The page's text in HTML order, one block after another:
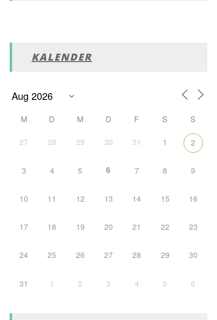
KALENDER
M D M D F S S
27 28 29 30 31 1 2
3 4 5 6 7 8 9
10 11 12 13 14 15 16
17 18 19 20 21 22 23
24 25 26 27 28 29 30
31 1 2 3 4 5 6